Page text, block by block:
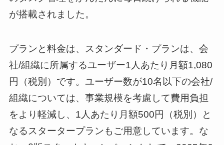
が搭載されました。
プランと料金は、スタンダード・プランは、会
社/組織に所属するユーザー1人あたり月額1,080
円（税別）です。ユーザー数が10名以下の会社/
組織については、事業規模を考慮して費用負担
をより軽減し、1人あたり月額500円（税別）と
なるスタータープランもご用意しています。な